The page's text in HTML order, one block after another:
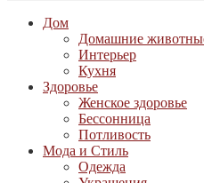
Дом
Домашние
Интерьер
Кухня
Здоровье
Женское здоровье
Бессонница
Потливость
Мода и Стиль
Одежда